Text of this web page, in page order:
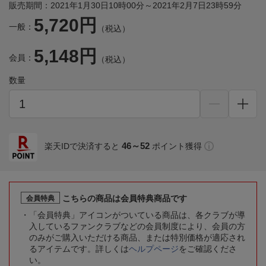
販売期間：2021年1月30日10時00分～2021年2月7日23時59分
一般： 5,720円 （税込）
会員： 5,148円 （税込）
数量
楽天IDで決済すると 46～52 ポイント獲得
会員特典
こちらの商品は会員特典商品です
「会員特典」アイコンがついている商品は、各クラブが導
入しているファンクラブなどの会員制度により、会員の方
のみがご購入いただける商品、または特別価格が適応され
るアイテムです。詳しくはヘルプページをご確認くださ
い。